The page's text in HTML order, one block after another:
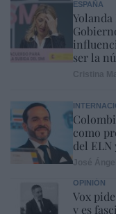
ESPAÑA
ser la
como
del ELN
OPINIÓN
Vox
y es